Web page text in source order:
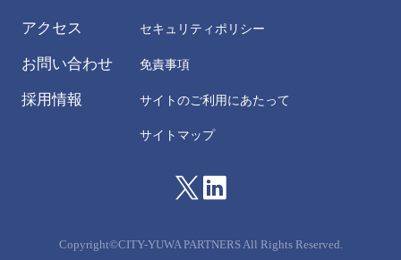
アクセス
お問い合わせ
採用情報
セキュリティポリシー
免責事項
サイトのご利用にあたって
サイトマップ
Copyright©CITY-YUWA PARTNERS All Rights Reserved.